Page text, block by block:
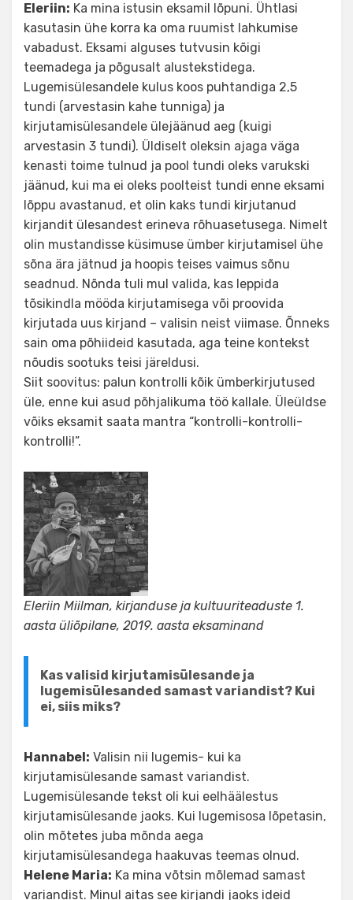
Eleriin: Ka mina istusin eksamil lõpuni. Ühtlasi
kasutasin ühe korra ka oma ruumist lahkumise
vabadust. Eksami alguses tutvusin kõigi
teemadega ja põgusalt alustekstidega.
Lugemisülesandele kulus koos puhtandiga 2,5
tundi (arvestasin kahe tunniga) ja
kirjutamisülesandele ülejäänud aeg (kuigi
arvestasin 3 tundi). Üldiselt oleksin ajaga väga
kenasti toime tulnud ja pool tundi oleks varukski
jäänud, kui ma ei oleks poolteist tundi enne eksami
lõppu avastanud, et olin kaks tundi kirjutanud
kirjandit ülesandest erineva rõhuasetusega. Nimelt
olin mustandisse küsimuse ümber kirjutamisel ühe
sõna ära jätnud ja hoopis teises vaimus sõnu
seadnud. Nõnda tuli mul valida, kas leppida
tõsikindla mööda kirjutamisega või proovida
kirjutada uus kirjand – valisin neist viimase. Õnneks
sain oma põhiideid kasutada, aga teine kontekst
nõudis sootuks teisi järeldusi.
Siit soovitus: palun kontrolli kõik ümberkirjutused
üle, enne kui asud põhjalikuma töö kallale. Üleüldse
võiks eksamit saata mantra “kontrolli-kontrolli-
kontrolli!”.
Eleriin Miilman, kirjanduse ja kultuuriteaduste 1.
aasta üliõpilane, 2019. aasta eksaminand
Kas valisid kirjutamisülesande ja
lugemisülesanded samast variandist? Kui
ei, siis miks?
Hannabel: Valisin nii lugemis- kui ka
kirjutamisülesande samast variandist.
Lugemisülesande tekst oli kui eelhäälestus
kirjutamisülesande jaoks. Kui lugemisosa lõpetasin,
olin mõtetes juba mõnda aega
kirjutamisülesandega haakuvas teemas olnud.
Helene Maria: Ka mina võtsin mõlemad samast
variandist. Minul aitas see kirjandi jaoks ideid